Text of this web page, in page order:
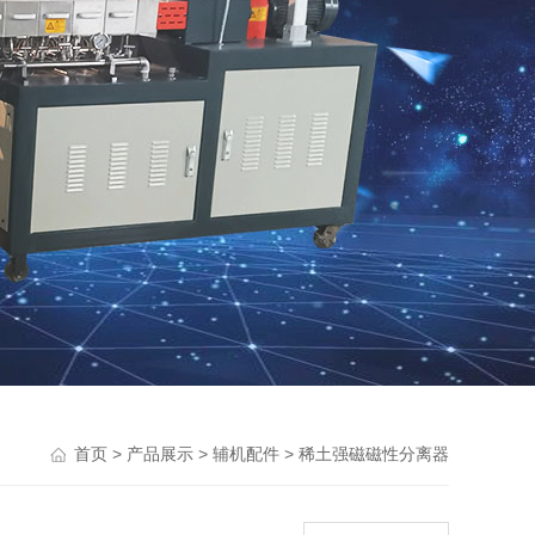
首页 > 产品展示 > 辅机配件 > 稀土强磁磁性分离器